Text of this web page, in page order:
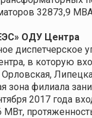
32873,9
ОДУ Центра
диспетчерское
в которую
зона филиала
2017 года
МВт,